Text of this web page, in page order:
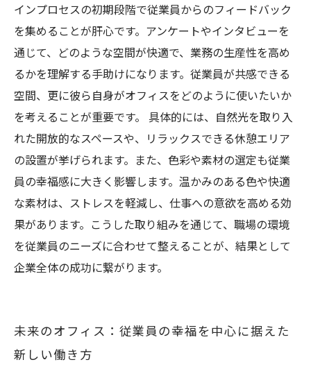
インプロセスの初期段階で従業員からのフィードバック
を集めることが肝心です。アンケートやインタビューを
通じて、どのような空間が快適で、業務の生産性を高め
るかを理解する手助けになります。従業員が共感できる
空間、更に彼ら自身がオフィスをどのように使いたいか
を考えることが重要です。 具体的には、自然光を取り入
れた開放的なスペースや、リラックスできる休憩エリア
の設置が挙げられます。また、色彩や素材の選定も従業
員の幸福感に大きく影響します。温かみのある色や快適
な素材は、ストレスを軽減し、仕事への意欲を高める効
果があります。こうした取り組みを通じて、職場の環境
を従業員のニーズに合わせて整えることが、結果として
企業全体の成功に繋がります。
未来のオフィス：従業員の幸福を中心に据えた
新しい働き方